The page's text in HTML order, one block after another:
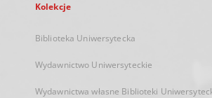
Kolekcje
Biblioteka Uniwersytecka
Wydawnictwo Uniwersyteckie
Wydawnictwa własne Biblioteki